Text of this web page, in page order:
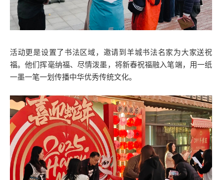
活动更是设置了书法区域，邀请到羊城书法名家为大家送祝
福。他们挥毫纳福、尽情泼墨，将新春祝福融入笔端，用一纸
一墨一笔一划传播中华优秀传统文化。